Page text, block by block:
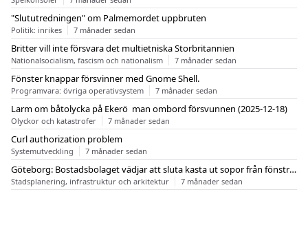
"Slututredningen" om Palmemordet uppbruten
Politik: inrikes 7 månader sedan
Britter vill inte försvara det multietniska Storbritannien
Nationalsocialism, fascism och nationalism 7 månader sedan
Fönster knappar försvinner med Gnome Shell.
Programvara: övriga operativsystem 7 månader sedan
Larm om båtolycka på Ekerö  man ombord försvunnen (2025-12-18)
Olyckor och katastrofer 7 månader sedan
Curl authorization problem
Systemutveckling 7 månader sedan
Göteborg: Bostadsbolaget vädjar att sluta kasta ut sopor från fönstren
Stadsplanering, infrastruktur och arkitektur 7 månader sedan